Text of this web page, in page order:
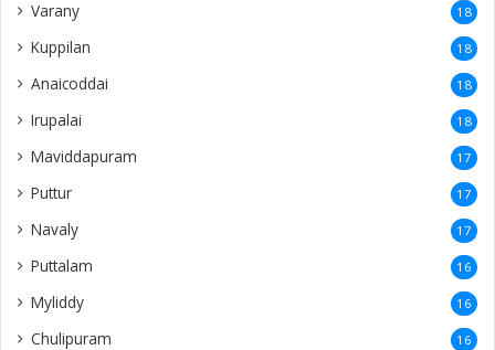
Varany 18
Kuppilan 18
Anaicoddai 18
Irupalai 18
Maviddapuram 17
Puttur 17
Navaly 17
Puttalam 16
Myliddy 16
Chulipuram 16